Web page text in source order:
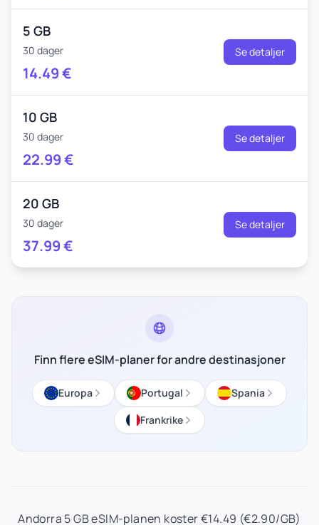
5 GB
30 dager
14.49€
Se detaljer
10 GB
30 dager
22.99€
Se detaljer
20 GB
30 dager
37.99€
Se detaljer
Finn flere eSIM-planer for andre destinasjoner
Europa Portugal
Spania
Frankrike
Andorra 5 GB eSIM-planen koster €14.49 (€2.90/GB)